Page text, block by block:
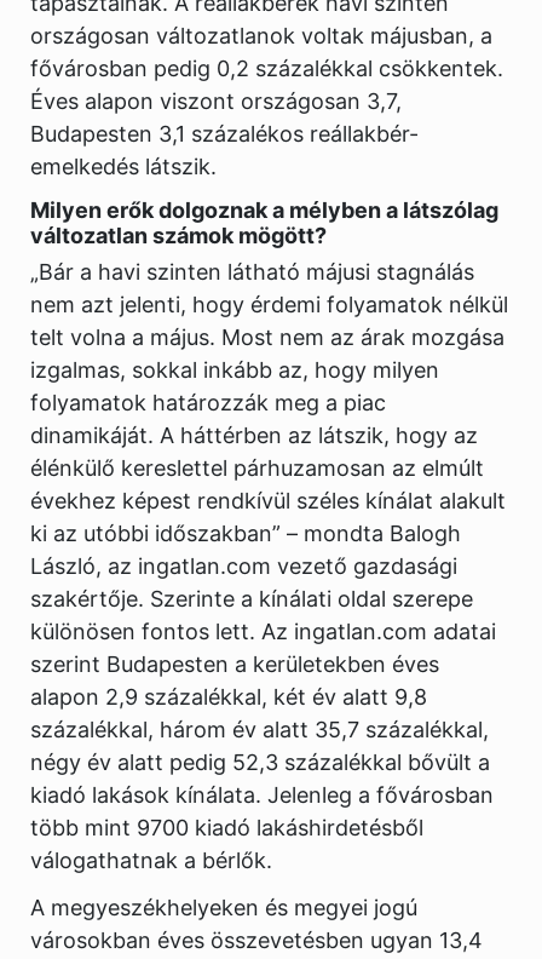
országosan változatlanok voltak májusban, a
fővárosban pedig 0,2 százalékkal csökkentek.
Éves alapon viszont országosan 3,7,
Budapesten 3,1 százalékos reállakbér-
emelkedés látszik.
Milyen erők dolgoznak a mélyben a látszólag
változatlan számok mögött?
„Bár a havi szinten látható májusi stagnálás
nem azt jelenti, hogy érdemi folyamatok nélkül
telt volna a május. Most nem az árak mozgása
izgalmas, sokkal inkább az, hogy milyen
folyamatok határozzák meg a piac
dinamikáját. A háttérben az látszik, hogy az
élénkülő kereslettel párhuzamosan az elmúlt
évekhez képest rendkívül széles kínálat alakult
ki az utóbbi időszakban” – mondta Balogh
László, az ingatlan.com vezető gazdasági
szakértője. Szerinte a kínálati oldal szerepe
különösen fontos lett. Az ingatlan.com adatai
szerint Budapesten a kerületekben éves
alapon 2,9 százalékkal, két év alatt 9,8
százalékkal, három év alatt 35,7 százalékkal,
négy év alatt pedig 52,3 százalékkal bővült a
kiadó lakások kínálata. Jelenleg a fővárosban
több mint 9700 kiadó lakáshirdetésből
válogathatnak a bérlők.
A megyeszékhelyeken és megyei jogú
városokban éves összevetésben ugyan 13,4